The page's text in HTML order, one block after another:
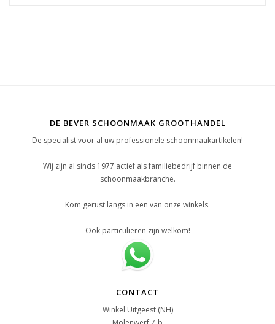
DE BEVER SCHOONMAAK GROOTHANDEL
De specialist voor al uw professionele schoonmaakartikelen!
Wij zijn al sinds 1977 actief als familiebedrijf binnen de
schoonmaakbranche.
Kom gerust langs in een van onze winkels.
Ook particulieren zijn welkom!
CONTACT
Winkel Uitgeest (NH)